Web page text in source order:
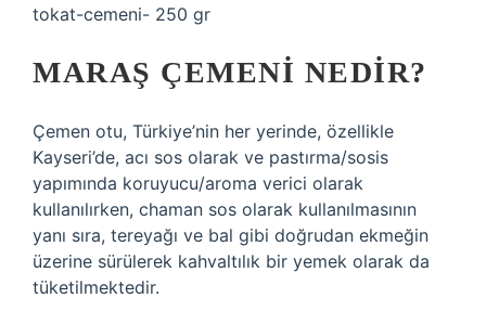
tokat-cemeni- 250 gr
MARAŞ ÇEMENI NEDIR?
Çemen otu, Türkiye’nin her yerinde, özellikle
Kayseri’de, acı sos olarak ve pastırma/sosis
yapımında koruyucu/aroma verici olarak
kullanılırken, chaman sos olarak kullanılmasının
yanı sıra, tereyağı ve bal gibi doğrudan ekmeğin
üzerine sürülerek kahvaltılık bir yemek olarak da
tüketilmektedir.